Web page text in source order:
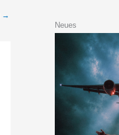
→
Neues